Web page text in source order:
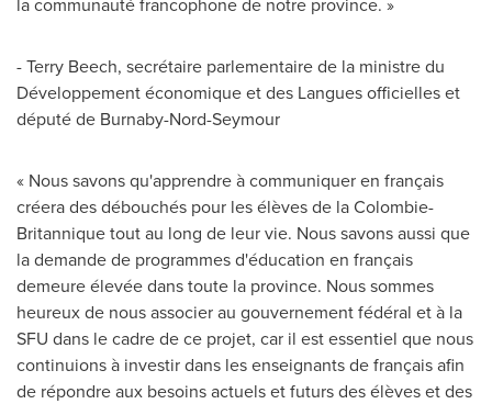
-Terry Beech, secrétaire parlementaire de la ministre du
Développement économique et des Langues officielles et
député de Burnaby-Nord-Seymour
« Nous savons qu'apprendre à communiquer en français
créera des débouchés pour les élèves de la Colombie-
Britannique tout au long de leur vie. Nous savons aussi que
la demande de programmes d'éducation en français
demeure élevée dans toute la province. Nous sommes
heureux de nous associer au gouvernement fédéral et à la
SFU dans le cadre de ce projet, car il est essentiel que nous
continuions à investir dans les enseignants de français afin
de répondre aux besoins actuels et futurs des élèves et des